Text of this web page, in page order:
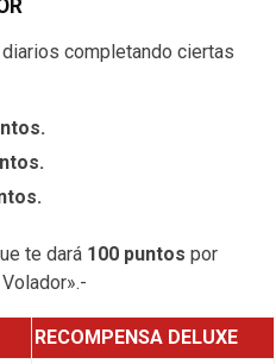
completando ciertas
te dará 100 puntos por
RECOMPENSA DELUXE